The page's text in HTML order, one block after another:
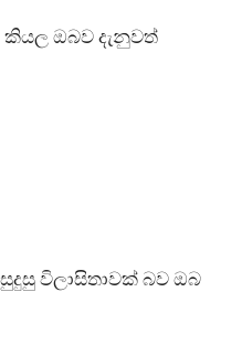
ඔබව දැනුවත්
විලාසිතාවක් බව ඔබ